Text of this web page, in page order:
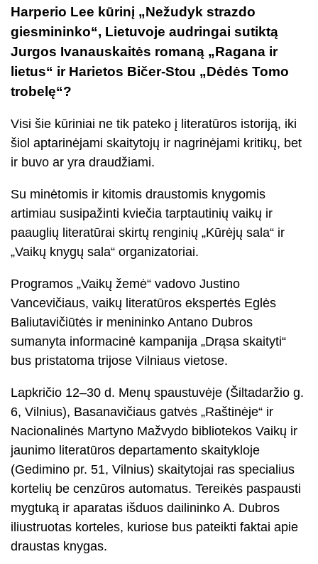
Harperio Lee kūrinį „Nežudyk strazdo
giesmininko“, Lietuvoje audringai sutiktą
Jurgos Ivanauskaitės romaną „Ragana ir
lietus“ ir Harietos Bičer-Stou „Dėdės Tomo
trobelę“?
Visi šie kūriniai ne tik pateko į literatūros istoriją, iki
šiol aptarinėjami skaitytojų ir nagrinėjami kritikų, bet
ir buvo ar yra draudžiami.
Su minėtomis ir kitomis draustomis knygomis
artimiau susipažinti kviečia tarptautinių vaikų ir
paauglių literatūrai skirtų renginių „Kūrėjų sala“ ir
„Vaikų knygų sala“ organizatoriai.
Programos „Vaikų žemė“ vadovo Justino
Vancevičiaus, vaikų literatūros ekspertės Eglės
Baliutavičiūtės ir menininko Antano Dubros
sumanyta informacinė kampanija „Drąsa skaityti“
bus pristatoma trijose Vilniaus vietose.
Lapkričio 12–30 d. Menų spaustuvėje (Šiltadaržio g.
6, Vilnius), Basanavičiaus gatvės „Raštinėje“ ir
Nacionalinės Martyno Mažvydo bibliotekos Vaikų ir
jaunimo literatūros departamento skaitykloje
(Gedimino pr. 51, Vilnius) skaitytojai ras specialius
kortelių be cenzūros automatus. Tereikės paspausti
mygtuką ir aparatas išduos dailininko A. Dubros
iliustruotas korteles, kuriose bus pateikti faktai apie
draustas knygas.